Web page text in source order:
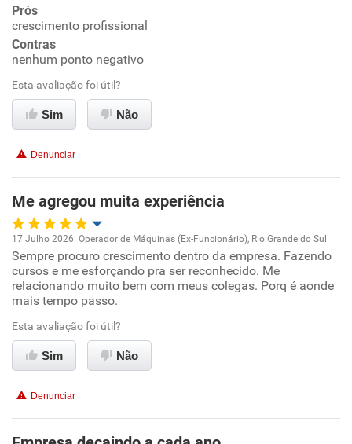
Conciliação com a vida familiar
Benefícios
Recomenda a diretoria
Prós
crescimento profissional
Contras
nenhum ponto negativo
Esta avaliação foi útil?
Sim Não
Denunciar
Me agregou muita experiência
Oportunidade de promoção
Ambiente de trabalho
Conciliação com a vida familiar
Benefícios
17 Julho 2026. Operador de Máquinas (Ex-Funcionário), Rio Grande do Sul
Sempre procuro crescimento dentro da empresa. Fazendo
cursos e me esforçando pra ser reconhecido. Me
relacionando muito bem com meus colegas. Porq é aonde
mais tempo passo.
Esta avaliação foi útil?
Sim Não
Denunciar